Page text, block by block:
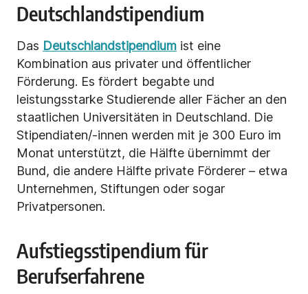
Deutschlandstipendium
Das Deutschlandstipendium ist eine
Kombination aus privater und öffentlicher
Förderung. Es fördert begabte und
leistungsstarke Studierende aller Fächer an den
staatlichen Universitäten in Deutschland. Die
Stipendiaten/-innen werden mit je 300 Euro im
Monat unterstützt, die Hälfte übernimmt der
Bund, die andere Hälfte private Förderer – etwa
Unternehmen, Stiftungen oder sogar
Privatpersonen.
Aufstiegsstipendium für
Berufserfahrene